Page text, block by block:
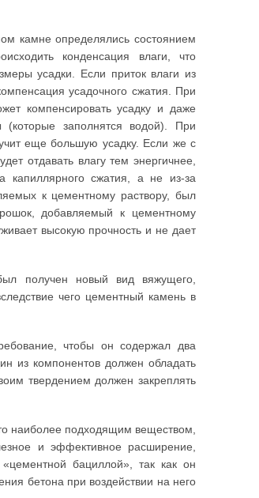
камне определялись состоянием
конденсация влаги, что
усадки. Если приток влаги из
усадочного сжатия. При
компенсировать усадку и даже
заполнятся водой). При
еще большую усадку. Если же с
отдавать влагу тем энергичнее,
капиллярного сжатия, а не из-за
к цементному раствору, был
добавляемый к цементному
высокую прочность и не дает
получен новый вид вяжущего,
чего цементный камень в
чтобы он содержал два
из компонентов должен обладать
твердением должен закреплять
наиболее подходящим веществом,
и эффективное расширение,
бациллой», так как он
бетона при воздействии на него